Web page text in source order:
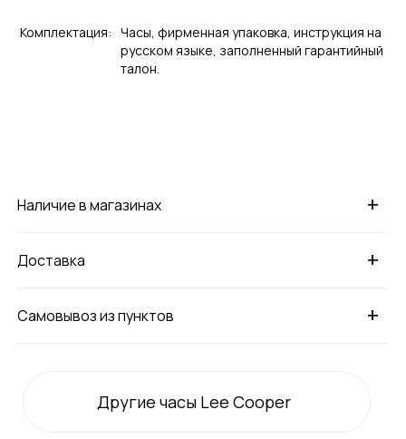
Комплектация: Часы, фирменная упаковка, инструкция на
русском языке, заполненный гарантийный
талон.
+
Наличие в магазинах
+
Доставка
+
Самовывоз из пунктов
Другие часы Lee Cooper